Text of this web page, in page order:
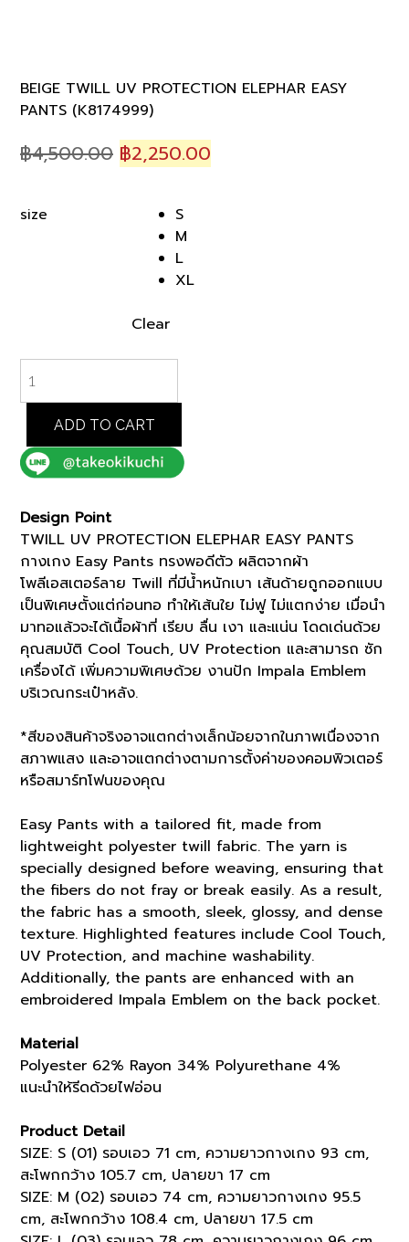
BEIGE TWILL UV PROTECTION ELEPHAR EASY
PANTS (K8174999)
฿4,500.00 Original
฿4,500.00.
฿2,250.00
size
S
M
L
XL
Clear
TWILL
UV
PROTECTION
ELEPHAR
EASY
PANTS
quantity
ADD TO CART
Design Point
TWILL UV PROTECTION ELEPHAR EASY PANTS
กางเกง Easy Pants ทรงพอดีตัว ผลิตจากผ้า
โพลีเอสเตอร์ลาย Twill ที่มีน้ำหนักเบา เส้นด้ายถูกออกแบบ
เป็นพิเศษตั้งแต่ก่อนทอ ทำให้เส้นใย ไม่ฟู ไม่แตกง่าย เมื่อนำ
มาทอแล้วจะได้เนื้อผ้าที่ เรียบ ลื่น เงา และแน่น โดดเด่นด้วย
คุณสมบัติ Cool Touch, UV Protection และสามารถ ซัก
เครื่องได้ เพิ่มความพิเศษด้วย งานปัก Impala Emblem
บริเวณกระเป๋าหลัง.
*สีของสินค้าจริงอาจแตกต่างเล็กน้อยจากในภาพเนื่องจาก
สภาพแสง และอาจแตกต่างตามการตั้งค่าของคอมพิวเตอร์
หรือสมาร์ทโฟนของคุณ
Easy Pants with a tailored fit, made from
lightweight polyester twill fabric. The yarn is
specially designed before weaving, ensuring that
the fibers do not fray or break easily. As a result,
the fabric has a smooth, sleek, glossy, and dense
texture. Highlighted features include Cool Touch,
UV Protection, and machine washability.
Additionally, the pants are enhanced with an
embroidered Impala Emblem on the back pocket.
Material
Polyester 62% Rayon 34% Polyurethane 4%
แนะนำให้รีดด้วยไฟอ่อน
Product Detail
SIZE: S (01) รอบเอว 71 cm, ความยาวกางเกง 93 cm,
สะโพกกว้าง 105.7 cm, ปลายขา 17 cm
SIZE: M (02) รอบเอว 74 cm, ความยาวกางเกง 95.5
cm, สะโพกกว้าง 108.4 cm, ปลายขา 17.5 cm